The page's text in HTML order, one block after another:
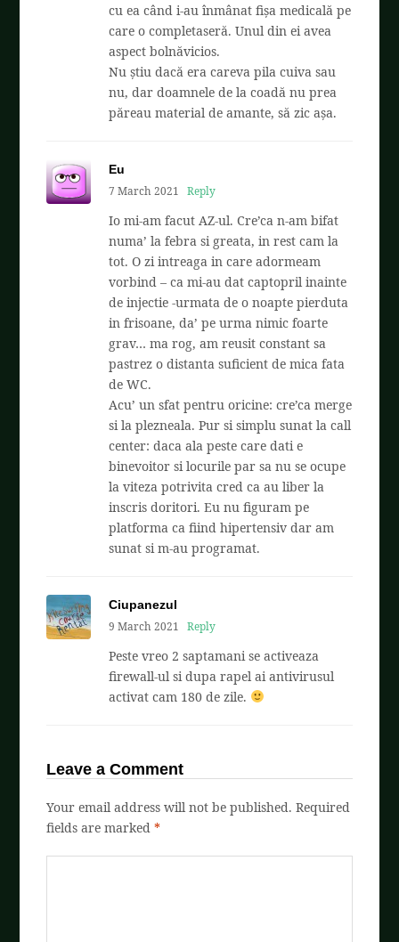
cu ea când i-au înmânat fișa medicală pe
care o completaseră. Unul din ei avea
aspect bolnăvicios.
Nu știu dacă era careva pila cuiva sau
nu, dar doamnele de la coadă nu prea
păreau material de amante, să zic așa.
Eu
7 March 2021
Reply
Io mi-am facut AZ-ul. Cre’ca n-am bifat
numa’ la febra si greata, in rest cam la
tot. O zi intreaga in care adormeam
vorbind – ca mi-au dat captopril inainte
de injectie -urmata de o noapte pierduta
in frisoane, da’ pe urma nimic foarte
grav… ma rog, am reusit constant sa
pastrez o distanta suficient de mica fata
de WC.
Acu’ un sfat pentru oricine: cre’ca merge
si la plezneala. Pur si simplu sunat la call
center: daca ala peste care dati e
binevoitor si locurile par sa nu se ocupe
la viteza potrivita cred ca au liber la
inscris doritori. Eu nu figuram pe
platforma ca fiind hipertensiv dar am
sunat si m-au programat.
Ciupanezul
9 March 2021
Reply
Peste vreo 2 saptamani se activeaza
firewall-ul si dupa rapel ai antivirusul
activat cam 180 de zile.
Leave a Comment
Your email address will not be published. Required
fields are marked*